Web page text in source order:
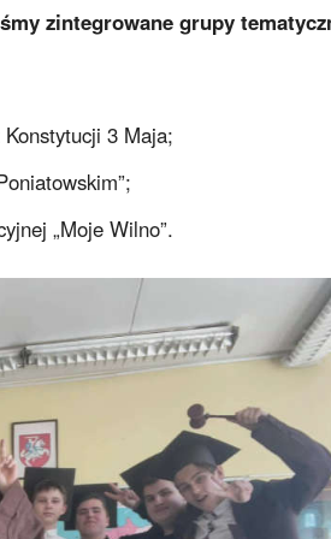
zintegrowane grupy
3 Maja;
„Moje Wilno”.